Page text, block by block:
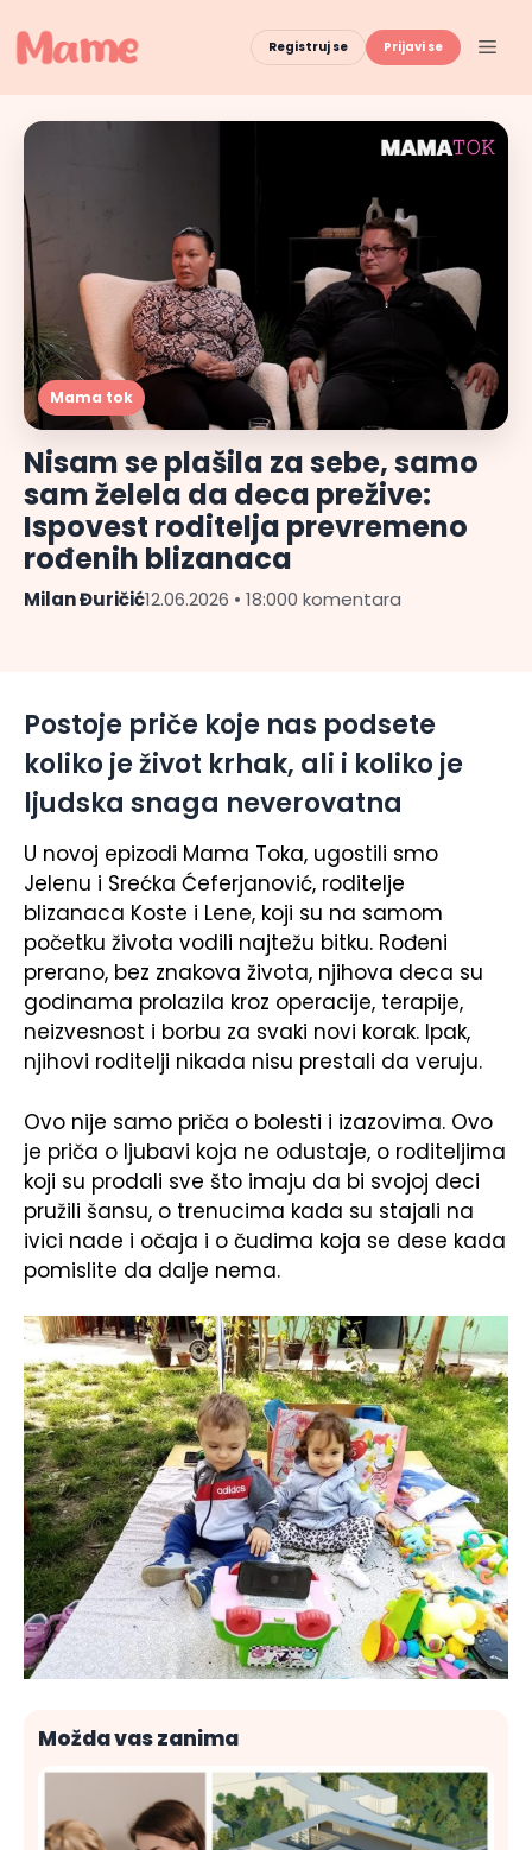
to
content
Registruj se Prijavi se
Mama tok
Nisam se plašila za sebe, samo
sam želela da deca prežive:
Ispovest roditelja prevremeno
rođenih blizanaca
Milan Đuričić12.06.2026 • 18:000 komentara
Postoje priče koje nas podsete
koliko je život krhak, ali i koliko je
ljudska snaga neverovatna
U novoj epizodi Mama Toka, ugostili smo
Jelenu i Srećka Ćeferjanović, roditelje
blizanaca Koste i Lene, koji su na samom
početku života vodili najtežu bitku. Rođeni
prerano, bez znakova života, njihova deca su
godinama prolazila kroz operacije, terapije,
neizvesnost i borbu za svaki novi korak. Ipak,
njihovi roditelji nikada nisu prestali da veruju.
Ovo nije samo priča o bolesti i izazovima. Ovo
je priča o ljubavi koja ne odustaje, o roditeljima
koji su prodali sve što imaju da bi svojoj deci
pružili šansu, o trenucima kada su stajali na
ivici nade i očaja i o čudima koja se dese kada
pomislite da dalje nema.
Možda vas zanima